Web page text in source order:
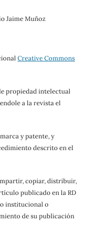
Jaime Muñoz
Creative Commons
propiedad intelectual
a la revista el
y patente, y
descrito en el
copiar, distribuir,
publicado en la RD
institucional o
de su publicación